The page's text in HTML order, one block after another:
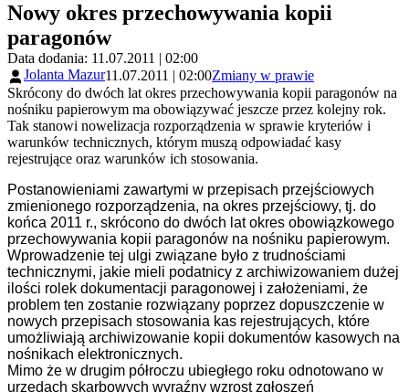
Nowy okres przechowywania kopii
paragonów
Data dodania: 11.07.2011 | 02:00
Jolanta Mazur11.07.2011 | 02:00Zmiany w prawie
Skrócony do dwóch lat okres przechowywania kopii paragonów na
nośniku papierowym ma obowiązywać jeszcze przez kolejny rok.
Tak stanowi nowelizacja rozporządzenia w sprawie kryteriów i
warunków technicznych, którym muszą odpowiadać kasy
rejestrujące oraz warunków ich stosowania.
Postanowieniami zawartymi w przepisach przejściowych
zmienionego rozporządzenia, na okres przejściowy, tj. do
końca 2011 r., skrócono do dwóch lat okres obowiązkowego
przechowywania kopii paragonów na nośniku papierowym.
Wprowadzenie tej ulgi związane było z trudnościami
technicznymi, jakie mieli podatnicy z archiwizowaniem dużej
ilości rolek dokumentacji paragonowej i założeniami, że
problem ten zostanie rozwiązany poprzez dopuszczenie w
nowych przepisach stosowania kas rejestrujących, które
umożliwiają archiwizowanie kopii dokumentów kasowych na
nośnikach elektronicznych.
Mimo że w drugim półroczu ubiegłego roku odnotowano w
urzędach skarbowych wyraźny wzrost zgłoszeń